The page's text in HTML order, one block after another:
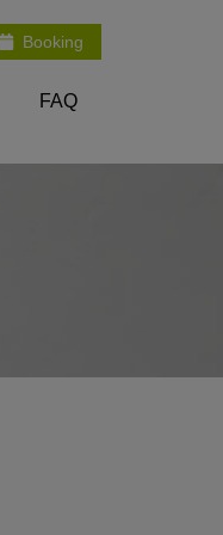
Booking
FAQ